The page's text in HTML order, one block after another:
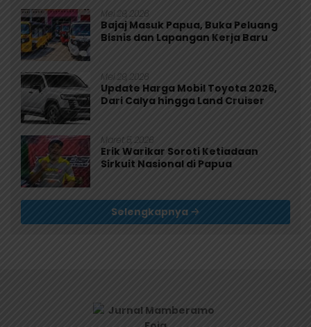
Mei 29, 2026
Bajaj Masuk Papua, Buka Peluang
Bisnis dan Lapangan Kerja Baru
Mei 29, 2026
Update Harga Mobil Toyota 2026,
Dari Calya hingga Land Cruiser
Maret 5, 2026
Erik Warikar Soroti Ketiadaan
Sirkuit Nasional di Papua
Selengkapnya